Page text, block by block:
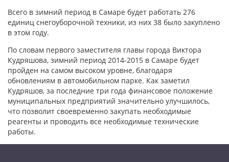
Всего в зимний период в Самаре будет работать 276
единиц снегоуборочной техники, из них 38 было закуплено
в этом году.
По словам первого заместителя главы города Виктора
Кудряшова, зимний период 2014-2015 в Самаре будет
пройден на самом высоком уровне, благодаря
обновлениям в автомобильном парке. Как заметил
Кудряшов, за последние три года финансовое положение
муниципальных предприятий значительно улучшилось,
что позволит своевременно закупать необходимые
реагенты и проводить все необходимые технические
работы.